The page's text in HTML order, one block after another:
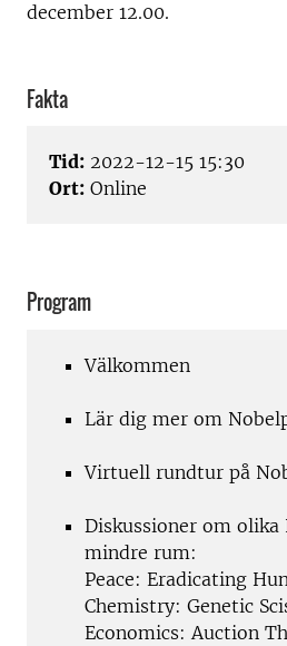
december 12.00.
Fakta
Tid: 2022-12-15 15:30
Ort: Online
Program
Välkommen
Lär dig mer om
Virtuell rundtur på
Diskussioner om olika
mindre rum:
Peace: Eradicating
Chemistry: Genetic
Economics: Auction